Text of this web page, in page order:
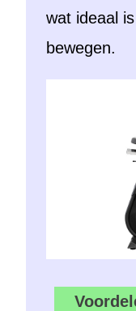
wat ideaal
bewegen.